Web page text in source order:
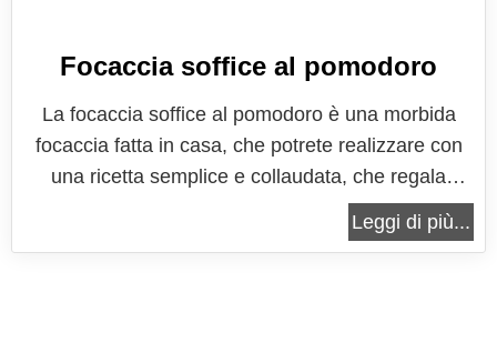
Focaccia soffice al pomodoro
La focaccia soffice al pomodoro è una morbida
focaccia fatta in casa, che potrete realizzare con
una ricetta semplice e collaudata, che regala
grandi soddisfazioni. Se ogni volta che mettete
mano ad un impasto lievitato vi accorgete che non
Leggi di più...